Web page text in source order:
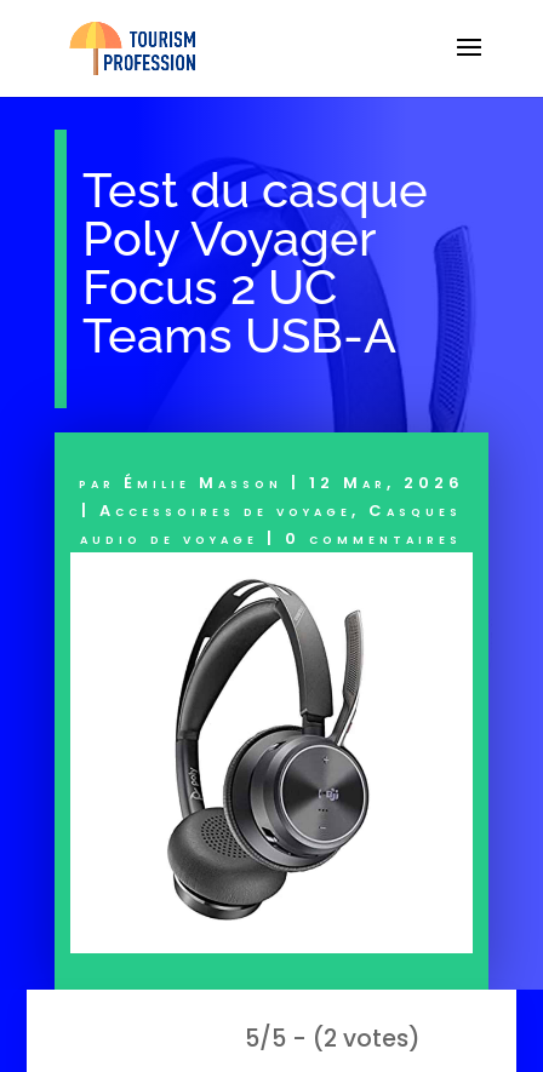
Test du casque
Poly Voyager
Focus 2 UC
Teams USB-A
par Émilie Masson | 12 Mar, 2026
| Accessoires de voyage , Casques
audio de voyage
| 0 commentaires
5/5 - (2 votes)